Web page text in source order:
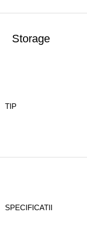
Storage
TIP
SPECIFICATII